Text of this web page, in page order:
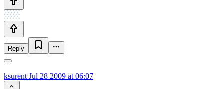
Reply
ksurent Jul 28 2009 at 06:07